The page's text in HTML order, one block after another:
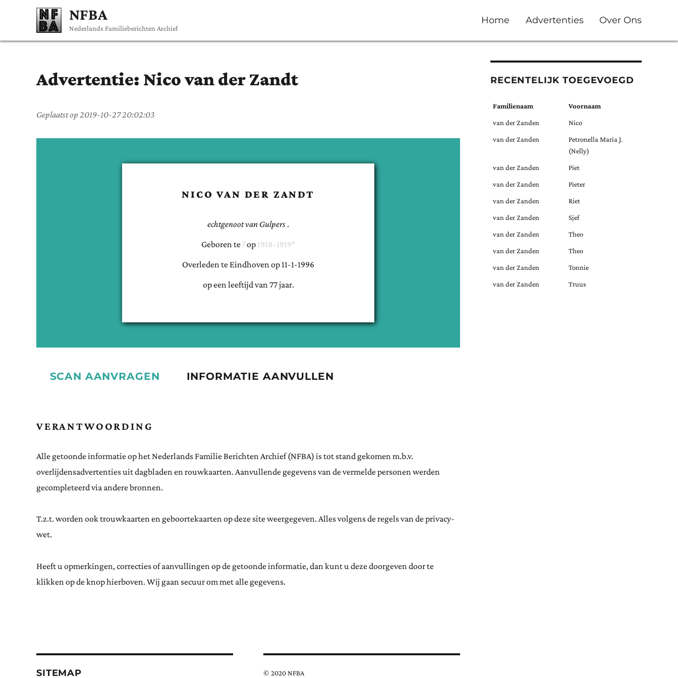
NFBA
Nederlands Familieberichten Archief
Home Advertenties Over Ons
Advertentie: Nicovan der Zandt
Geplaatst op 2019-10-27 20:02:03
NICO VAN DER ZANDT
echtgenoot van Gulpers .
Geboren te op 1918-1919*
Overleden te Eindhoven op 11-1-1996
op een leeftijd van 77jaar.
SCAN AANVRAGEN INFORMATIE AANVULLEN
VERANTWOORDING
Alle getoonde informatie op het Nederlands Familie Berichten Archief (NFBA) is tot stand gekomen m.b.v.
overlijdensadvertenties uit dagbladen en rouwkaarten. Aanvullende gegevens van de vermelde personen werden
gecompleteerd via andere bronnen.
T.z.t. worden ook trouwkaarten en geboortekaarten op deze site weergegeven. Alles volgens de regels van de privacy-
wet.
Heeft u opmerkingen, correcties of aanvullingen op de getoonde informatie, dan kunt u deze doorgeven door te
klikken op de knop hierboven. Wij gaan secuur om met alle gegevens.
SITEMAP © 2020 NFBA
RECENTELIJK TOEGEVOEGD
Familienaam Voornaam
van der Zanden Nico
van der Zanden
Petronella Maria J.
(Nelly)
van der Zanden Piet
van der Zanden Pieter
van der Zanden Riet
van der Zanden Sjef
van der Zanden Theo
van der Zanden Theo
van der Zanden Tonnie
van der Zanden Truus